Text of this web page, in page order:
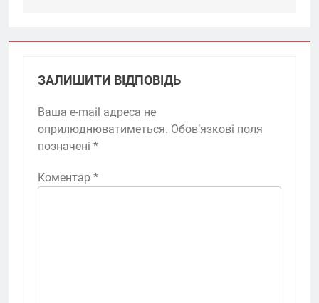
ЗАЛИШИТИ ВІДПОВІДЬ
Ваша e-mail адреса не
оприлюднюватиметься. Обов’язкові поля
позначені *
Коментар *